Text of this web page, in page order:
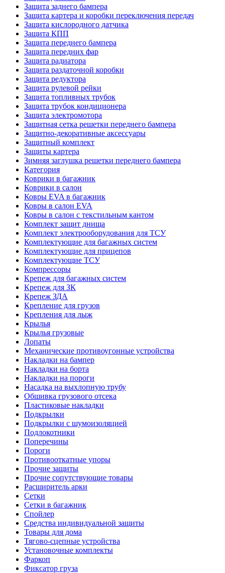
Защита заднего бампера
Защита картера и коробки переключения передач
Защита кислородного датчика
Защита КПП
Защита переднего бампера
Защита передних фар
Защита радиатора
Защита раздаточной коробки
Защита редуктора
Защита рулевой рейки
Защита топливных трубок
Защита трубок кондиционера
Защита электромотора
Защитная сетка решетки переднего бампера
Защитно-декоративные аксессуары
Защитный комплект
Защиты картера
Зимняя заглушка решетки переднего бампера
Категория
Коврики в багажник
Коврики в салон
Ковры EVA в багажник
Ковры в салон EVA
Ковры в салон с текстильным кантом
Комплект защит днища
Комплект электрооборудования для ТСУ
Комплектующие для багажных систем
Комплектующие для прицепов
Комплектующие ТСУ
Компрессоры
Крепеж для багажных систем
Крепеж для ЗК
Крепеж ЗДА
Крепление для грузов
Крепления для лыж
Крылья
Крылья грузовые
Лопаты
Механические противоугонные устройства
Накладки на бампер
Накладки на борта
Накладки на пороги
Насадка на выхлопную трубу
Обшивка грузового отсека
Пластиковые накладки
Подкрылки
Подкрылки с шумоизоляцией
Подлокотники
Поперечины
Пороги
Противооткатные упоры
Прочие защиты
Прочие сопутствующие товары
Расширитель арки
Сетки
Сетки в багажник
Спойлер
Средства индивидуальной защиты
Товары для дома
Тягово-сцепные устройства
Установочные комплекты
Фаркоп
Фиксатор груза